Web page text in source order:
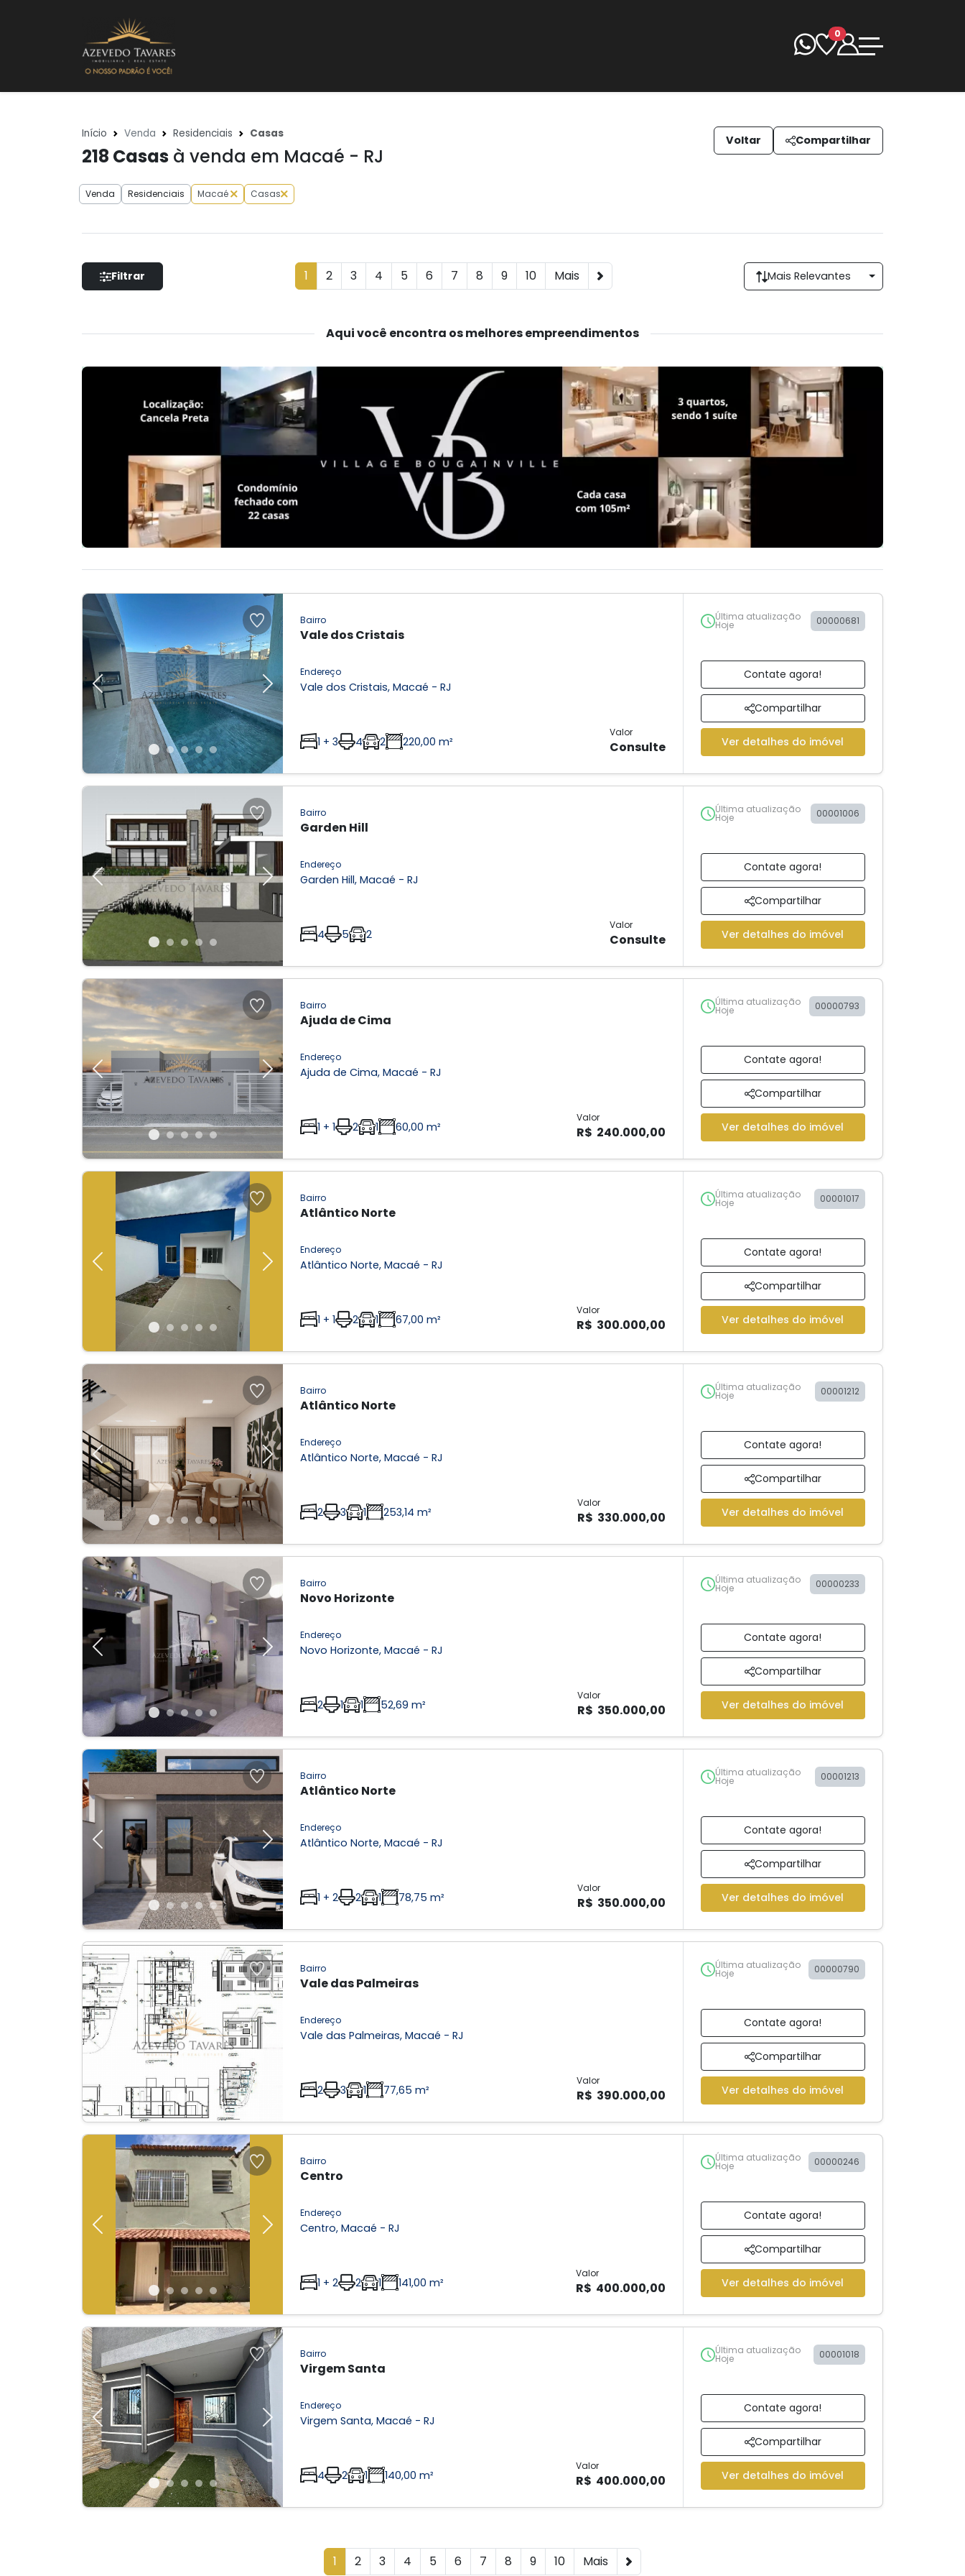
0
Início Venda Residenciais Casas
218 Casas à venda em Macaé - RJ
Voltar Compartilhar
Venda Residenciais Macaé Casas
Filtrar 1 2 3 4 5 6 7 8 9 10 Mais Mais Relevantes
Aqui você encontra os melhores empreendimentos
Previous Next
Bairro
Vale dos Cristais
Endereço
Vale dos Cristais, Macaé - RJ
1 + 3 4 2 220,00 m²
Valor
Consulte
Última atualização
Hoje 00000681
Contate agora!
Compartilhar
Ver detalhes do imóvel
Previous Next
Bairro
Garden Hill
Endereço
Garden Hill, Macaé - RJ
4 5 2
Valor
Consulte
Última atualização
Hoje 00001006
Contate agora!
Compartilhar
Ver detalhes do imóvel
Previous Next
Bairro
Ajuda de Cima
Endereço
Ajuda de Cima, Macaé - RJ
1 + 1 2 1 60,00 m²
Valor
R$ 240.000,00
Última atualização
Hoje 00000793
Contate agora!
Compartilhar
Ver detalhes do imóvel
Previous Next
Bairro
Atlântico Norte
Endereço
Atlântico Norte, Macaé - RJ
1 + 1 2 1 67,00 m²
Valor
R$ 300.000,00
Última atualização
Hoje 00001017
Contate agora!
Compartilhar
Ver detalhes do imóvel
Previous Next
Bairro
Atlântico Norte
Endereço
Atlântico Norte, Macaé - RJ
2 3 1 253,14 m²
Valor
R$ 330.000,00
Última atualização
Hoje 00001212
Contate agora!
Compartilhar
Ver detalhes do imóvel
Previous Next
Bairro
Novo Horizonte
Endereço
Novo Horizonte, Macaé - RJ
2 1 1 52,69 m²
Valor
R$ 350.000,00
Última atualização
Hoje 00000233
Contate agora!
Compartilhar
Ver detalhes do imóvel
Previous Next
Bairro
Atlântico Norte
Endereço
Atlântico Norte, Macaé - RJ
1 + 2 2 1 78,75 m²
Valor
R$ 350.000,00
Última atualização
Hoje 00001213
Contate agora!
Compartilhar
Ver detalhes do imóvel
Previous
Bairro
Vale das Palmeiras
Endereço
Vale das Palmeiras, Macaé - RJ
2 3 1 77,65 m²
Valor
R$ 390.000,00
Última atualização
Hoje 00000790
Contate agora!
Compartilhar
Ver detalhes do imóvel
Previous Next
Bairro
Centro
Endereço
Centro, Macaé - RJ
1 + 2 2 1 141,00 m²
Valor
R$ 400.000,00
Última atualização
Hoje 00000246
Contate agora!
Compartilhar
Ver detalhes do imóvel
Previous Next
Bairro
Virgem Santa
Endereço
Virgem Santa, Macaé - RJ
4 2 1 140,00 m²
Valor
R$ 400.000,00
Última atualização
Hoje 00001018
Contate agora!
Compartilhar
Ver detalhes do imóvel
1 2 3 4 5 6 7 8 9 10 Mais